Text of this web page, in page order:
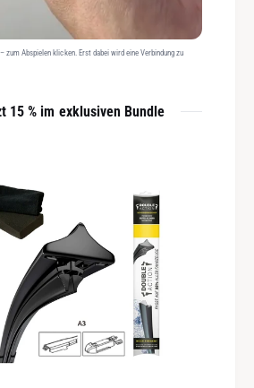
zum Abspielen klicken. Erst dabei wird eine Verbindung zu
15 % im exklusiven Bundle